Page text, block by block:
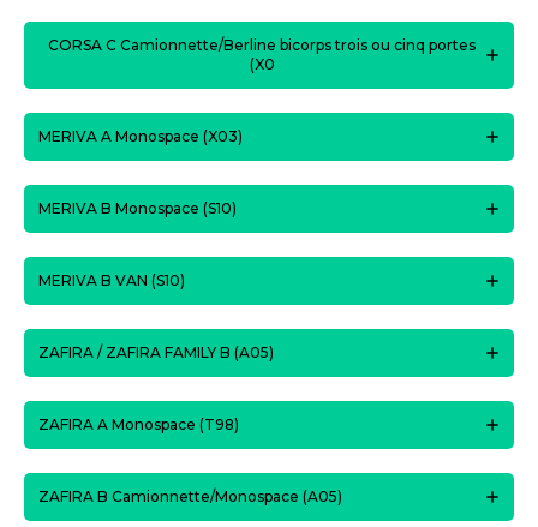
CORSA C Camionnette/Berline bicorps trois ou cinq portes
(X0
MERIVA A Monospace (X03)
MERIVA B Monospace (S10)
MERIVA B VAN (S10)
ZAFIRA / ZAFIRA FAMILY B (A05)
ZAFIRA A Monospace (T98)
ZAFIRA B Camionnette/Monospace (A05)